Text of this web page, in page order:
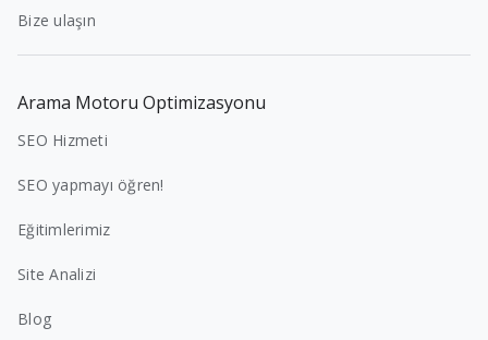
Bize ulaşın
Arama Motoru Optimizasyonu
SEO Hizmeti
SEO yapmayı öğren!
Eğitimlerimiz
Site Analizi
Blog